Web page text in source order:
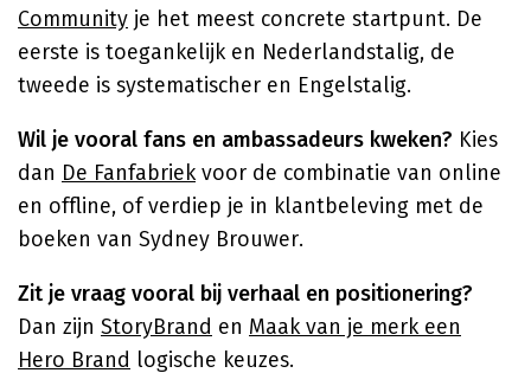
Community je het meest concrete startpunt. De
eerste is toegankelijk en Nederlandstalig, de
tweede is systematischer en Engelstalig.
Wil je vooral fans en ambassadeurs kweken? Kies
dan De Fanfabriekvoor de combinatie van online
en offline, of verdiep je in klantbeleving met de
boeken van Sydney Brouwer.
Zit je vraag vooral bij verhaal en positionering?
Dan zijn StoryBrand en Maak van je merk een
Hero Brand logische keuzes.